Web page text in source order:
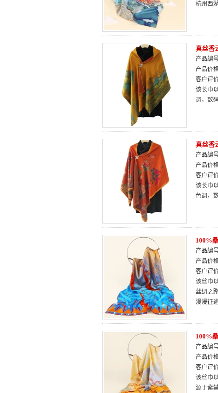
杭州西
真丝香
产品编
产品价
客户评
该长巾
调，数
真丝香
产品编
产品价
客户评
该长巾
色调，
100%
产品编
产品价
客户评
该丝巾
丝绸之
漫漫征
100%
产品编
产品价
客户评
该丝巾
源于紫